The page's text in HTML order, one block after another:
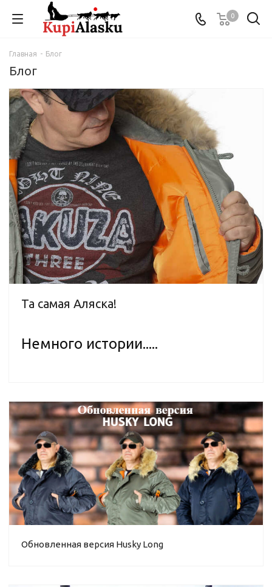
0
Главная - Блог
Блог
Та самая Аляска!
Немного истории.....
Обновленная версия Husky Long